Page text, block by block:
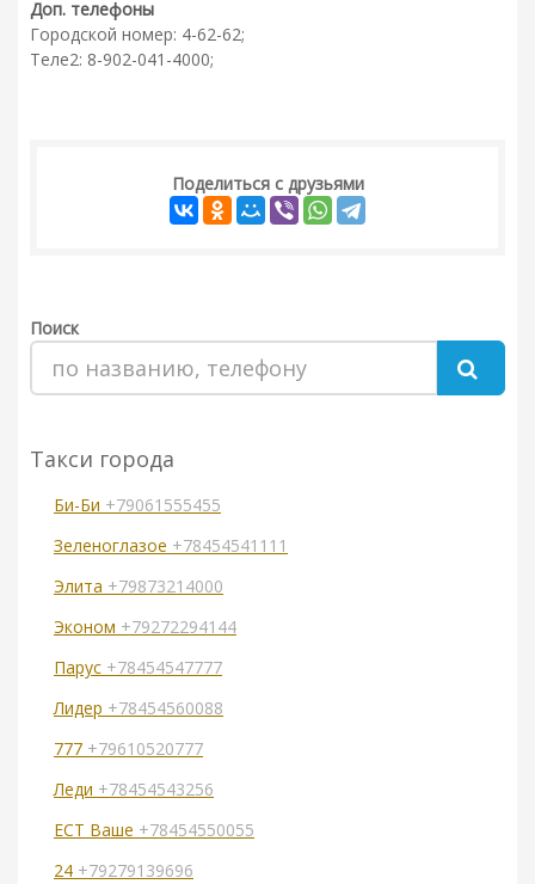
Доп. телефоны
Городской номер: 4-62-62;
Теле2: 8-902-041-4000;
Поделиться с друзьями
Поиск
Такси города
Би-Би +79061555455
Зеленоглазое +78454541111
Элита +79873214000
Эконом +79272294144
Парус +78454547777
Лидер +78454560088
777 +79610520777
Леди +78454543256
ECТ Ваше +78454550055
24 +79279139696